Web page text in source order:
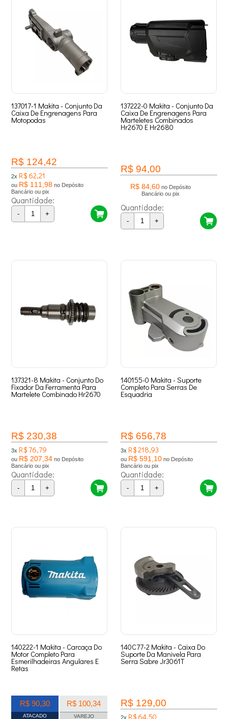
137017-1 Makita - Conjunto Da
Caixa De Engrenagens Para
Motopodas
R$ 124,42
2x R$ 62,21
ou R$ 111,98 no Depósito
Bancário ou pix
Quantidade:
- +
137222-0 Makita - Conjunto Da
Caixa De Engrenagens Para
Marteletes Combinados
Hr2670 E Hr2680
R$ 94,00
R$ 84,60 no Depósito
Bancário ou pix
Quantidade:
- +
137321-8 Makita - Conjunto Do
Fixador Da Ferramenta Para
Martelete Combinado Hr2670
R$ 230,38
3x R$ 76,79
ou R$ 207,34 no Depósito
Bancário ou pix
Quantidade:
- +
140155-0 Makita - Suporte
Completo Para Serras De
Esquadria
R$ 656,78
3x R$ 218,93
ou R$ 591,10 no Depósito
Bancário ou pix
Quantidade:
- +
140222-1 Makita - Carcaça Do
Motor Completo Para
Esmerilhadeiras Angulares E
Retas
R$ 90,30
ATACADO
R$ 100,34
VAREJO
140C77-2 Makita - Caixa Do
Suporte Da Manivela Para
Serra Sabre Jr3061T
R$ 129,00
2x R$ 64,50